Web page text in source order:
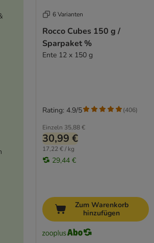
6 Varianten
Rocco Cubes 150 g /
Sparpaket %
Ente 12 x 150 g
Einzeln 35,88 €
30,99 €
17,22 € / kg
29,44 €
Rating: 4.9/5 (406)
Zum Warenkorb
hinzufügen